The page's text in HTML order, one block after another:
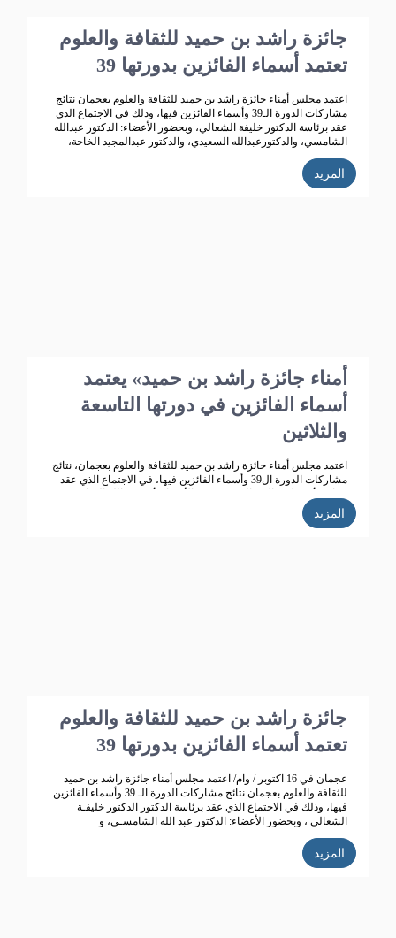
جائزة راشد بن حميد للثقافة والعلوم
تعتمد أسماء الفائزين بدورتها 39
اعتمد مجلس أمناء جائزة راشد بن حميد للثقافة والعلوم بعجمان نتائج
مشاركات الدورة الـ39 وأسماء الفائزين فيها، وذلك في الاجتماع الذي
عقد برئاسة الدكتور خليفة الشعالي، وبحضور الأعضاء: الدكتور عبدالله
الشامسي، والدكتورعبدالله السعيدي، والدكتور عبدالمجيد الخاجة،
والدكتور خالد الخاجة، والدكتور سيف الشعالي، والدكتورة نهلة
القاسمي، وأحمد حبيب الغريب، وخميس عبدالله، ونجيبة محمد
الرفاعي، وفائقة هلال بوهزاع. 352 مشاركاً
المزيد
أمناء جائزة راشد بن حميد» يعتمد
أسماء الفائزين في دورتها التاسعة
والثلاثين
اعتمد مجلس أمناء جائزة راشد بن حميد للثقافة والعلوم بعجمان، نتائج
مشاركات الدورة ال39 وأسماء الفائزين فيها، في الاجتماع الذي عقد
ود. عبدالله السعيدي، ود. عبد المجيد الخاجة، ود. خالد الخاجة، ود. سيف
الشعالي، ود. نهلة القاسمي، وأحمد حبيب الغريب، وخميس عبدالله،
المزيد
جائزة راشد بن حميد للثقافة والعلوم
تعتمد أسماء الفائزين بدورتها 39
عجمان في 16 اكتوبر / وام/ اعتمد مجلس أمناء جائزة راشد بن حميد
للثقافة والعلوم بعجمان نتائج مشاركات الدورة الـ 39 وأسماء الفائزين
فيها، وذلك في الاجتماع الذي عقد برئاسة الدكتور الدكتور خليفـة
الشعالي ، وبحضور الأعضاء: الدكتور عبد الله الشامسـي، و
الدكتورعبدالله السعيدي، و الدكتور عبد المجيد الخاجـة، و الدكتور خالد
الخاجة، و الدكتور سيـف الشعالـي، والدكتورة نهلة القاسمي، وأحـمد
حـبيب الغريب، وخميس عبدالله،ونجيبـة محمد الرفاعي. وسعادة فائقة
المزيد